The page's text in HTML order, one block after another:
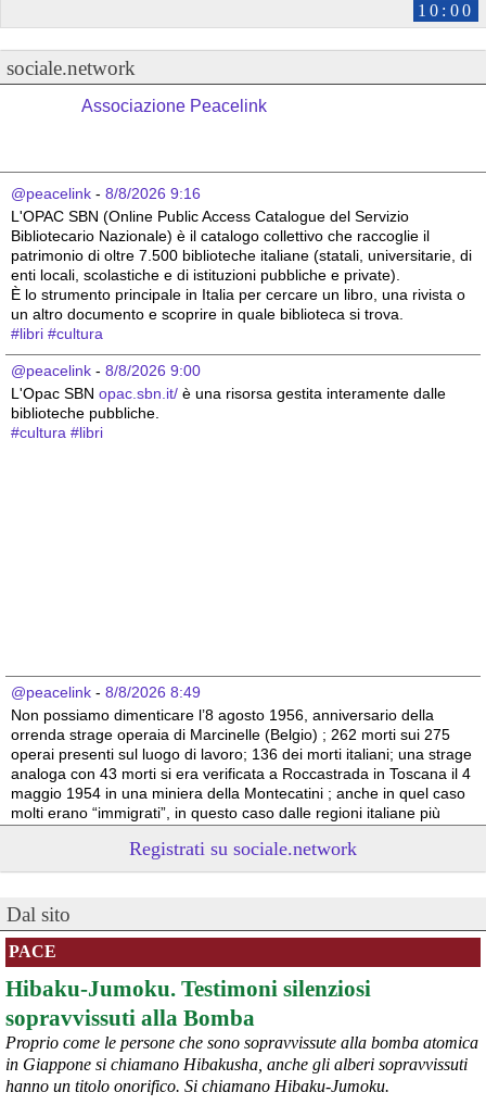
10:00
sociale.network
Associazione Peacelink
@peacelink - 8/8/2026 9:16
L'OPAC SBN (Online Public Access Catalogue del Servizio
Bibliotecario Nazionale) è il catalogo collettivo che raccoglie il
patrimonio di oltre 7.500 biblioteche italiane (statali, universitarie, di
enti locali, scolastiche e di istituzioni pubbliche e private).
È lo strumento principale in Italia per cercare un libro, una rivista o
un altro documento e scoprire in quale biblioteca si trova.
#libri #cultura
@peacelink - 8/8/2026 9:00
L'Opac SBN opac.sbn.it/ è una risorsa gestita interamente dalle
biblioteche pubbliche.
#cultura #libri
@peacelink - 8/8/2026 8:49
Non possiamo dimenticare l’8 agosto 1956, anniversario della
orrenda strage operaia di Marcinelle (Belgio) ; 262 morti sui 275
operai presenti sul luogo di lavoro; 136 dei morti italiani; una strage
analoga con 43 morti si era verificata a Roccastrada in Toscana il 4
maggio 1954 in una miniera della Montecatini ; anche in quel caso
molti erano “immigrati”, in questo caso dalle regioni italiane più
Vito Totire, portavoce RETE NAZIONALE LAVORO SICURO
#migranti #lavoratori #Marcinelle
Registrati su sociale.network
Dal sito
PACE
Hibaku-Jumoku. Testimoni silenziosi
sopravvissuti alla Bomba
Proprio come le persone che sono sopravvissute alla bomba atomica
in Giappone si chiamano Hibakusha, anche gli alberi sopravvissuti
hanno un titolo onorifico. Si chiamano Hibaku-Jumoku.